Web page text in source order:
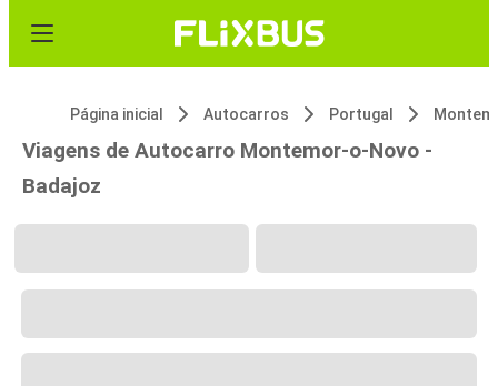
Página inicial Autocarros Portugal
Viagens de Autocarro Montemor-o-Novo -
Badajoz